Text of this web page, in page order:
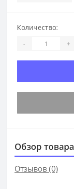
Количество:
- +
Обзор товара
Отзывов (0)